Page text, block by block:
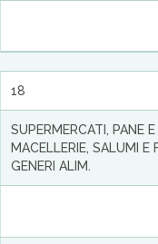
18
SUPERMERCATI, PANE
MACELLERIE, SALUMI E
GENERI ALIM.